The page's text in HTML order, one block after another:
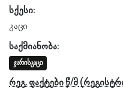
სქესი:
კაცი
საქმიანობა:
ჯარისკაცი
რეგ. ფაქტები წ/მ